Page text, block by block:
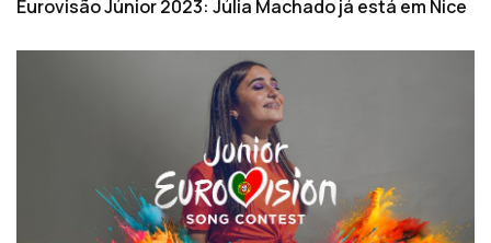
Eurovisão Júnior 2023: Júlia Machado já está em Nice